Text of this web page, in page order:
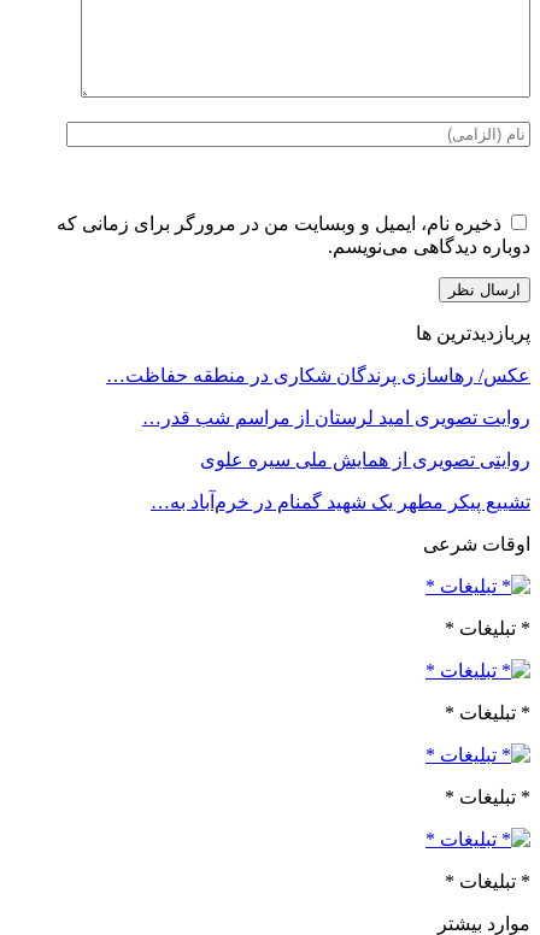
ذخیره نام، ایمیل و وبسایت من در مرورگر برای زمانی که
دوباره دیدگاهی می‌نویسم.
پربازدیدترین ها
عکس/ رهاسازی پرندگان شکاری در منطقه حفاظت…
روایت تصویری امید لرستان از مراسم شب قدر…
روایتی تصویری از همایش ملی سیره علوی
تشییع پیکر مطهر یک شهید گمنام در خرم‌آباد به…
اوقات شرعی
* تبلیغات *
* تبلیغات *
* تبلیغات *
* تبلیغات *
موارد بیشتر